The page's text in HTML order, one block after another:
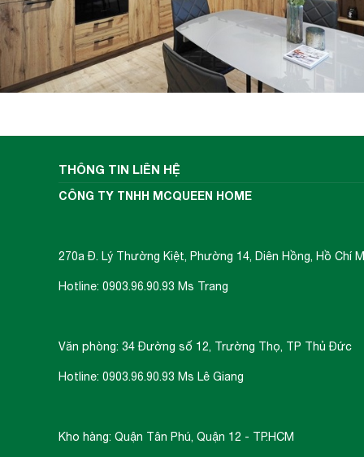
THÔNG TIN LIÊN HỆ
CÔNG TY TNHH MCQUEEN HOME
270a Đ. Lý Thường Kiệt, Phường 14, Diên Hồng, Hồ Chí
Hotline: 0903.96.90.93 Ms Trang
Văn phòng: 34 Đường số 12, Trường Thọ, TP Thủ Đức
Hotline: 0903.96.90.93 Ms Lê Giang
Kho hàng: Quận Tân Phú, Quận 12 - TP.HCM